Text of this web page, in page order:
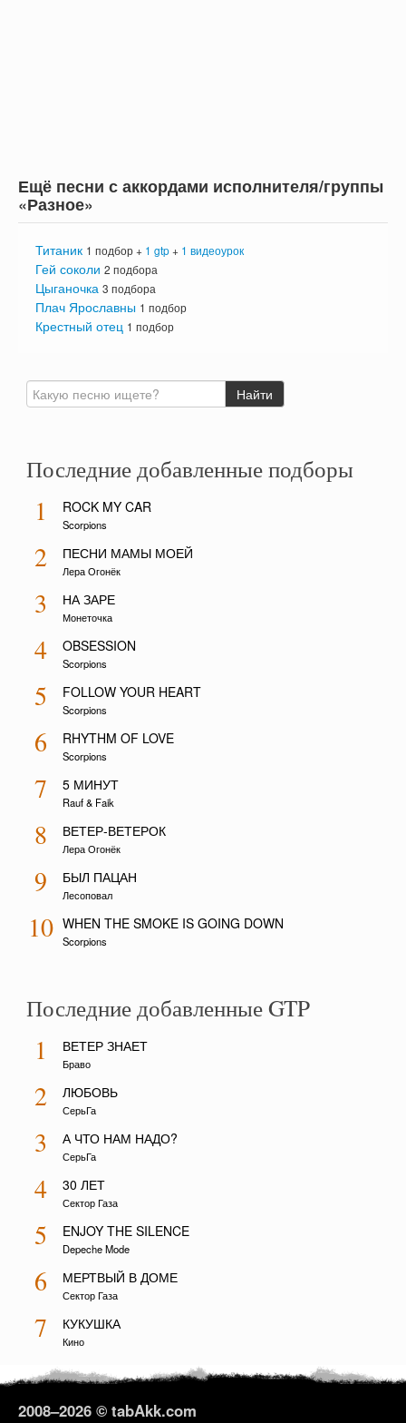
Ещё песни с аккордами исполнителя/группы
«Разное»
Титаник 1 подбор + 1 gtp+ 1 видеоурок
Гей соколи 2 подбора
Цыганочка 3 подбора
Плач Ярославны 1 подбор
Крестный отец 1 подбор
Последние добавленные подборы
1 ROCK MY CAR
Scorpions
2 ПЕСНИ МАМЫ МОЕЙ
Лера Огонёк
3 НА ЗАРЕ
Монеточка
4 OBSESSION
Scorpions
5 FOLLOW YOUR HEART
Scorpions
6 RHYTHM OF LOVE
Scorpions
7 5 МИНУТ
Rauf & Faik
8 ВЕТЕР-ВЕТЕРОК
Лера Огонёк
9 БЫЛ ПАЦАН
Лесоповал
10 WHEN THE SMOKE IS GOING DOWN
Scorpions
Последние добавленные GTP
1 ВЕТЕР ЗНАЕТ
Браво
2 ЛЮБОВЬ
СерьГа
3 А ЧТО НАМ НАДО?
СерьГа
4 30 ЛЕТ
Сектор Газа
5 ENJOY THE SILENCE
Depeche Mode
6 МЕРТВЫЙ В ДОМЕ
Сектор Газа
7 КУКУШКА
Кино
2008–2026 © tabAkk.com